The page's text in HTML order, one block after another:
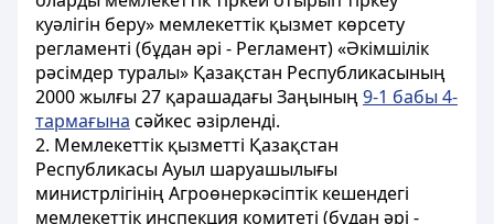
куәлігін беру» мемлекеттік қызмет көрсету
регламенті (бұдан әрі - Регламент) «Әкімшілік
рәсімдер туралы» Қазақстан Республикасының
2000 жылғы 27 қарашадағы Заңының9-1 бабы 4-
тармағына сәйкес әзірленді.
2. Мемлекеттік қызметті Қазақстан
Республикасы Ауыл шаруашылығы
министрлігінің Агроөнеркәсіптік кешендегі
мемлекеттік инспекция комитеті (бұдан әрі -